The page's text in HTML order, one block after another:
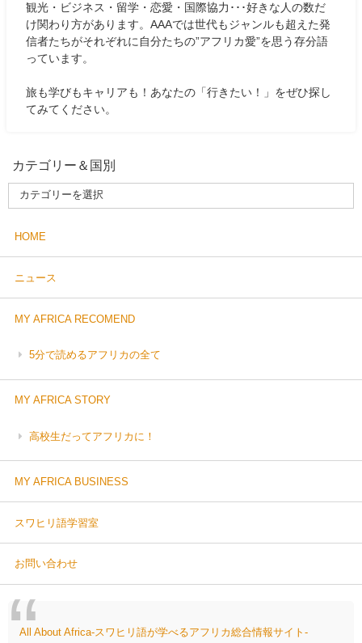
観光・ビジネス・留学・恋愛・国際協力･･･好きな人の数だ
け関わり方があります。AAAでは世代もジャンルも超えた発
信者たちがそれぞれに自分たちの”アフリカ愛”を思う存分語
っています。
旅も学びもキャリアも！あなたの「行きたい！」をぜひ探し
てみてください。
カテゴリー＆国別
HOME
ニュース
MY AFRICA RECOMEND
5分で読めるアフリカの全て
MY AFRICA STORY
高校生だってアフリカに！
MY AFRICA BUSINESS
スワヒリ語学習室
お問い合わせ
All About Africa-スワヒリ語が学べるアフリカ総合情報サイト-